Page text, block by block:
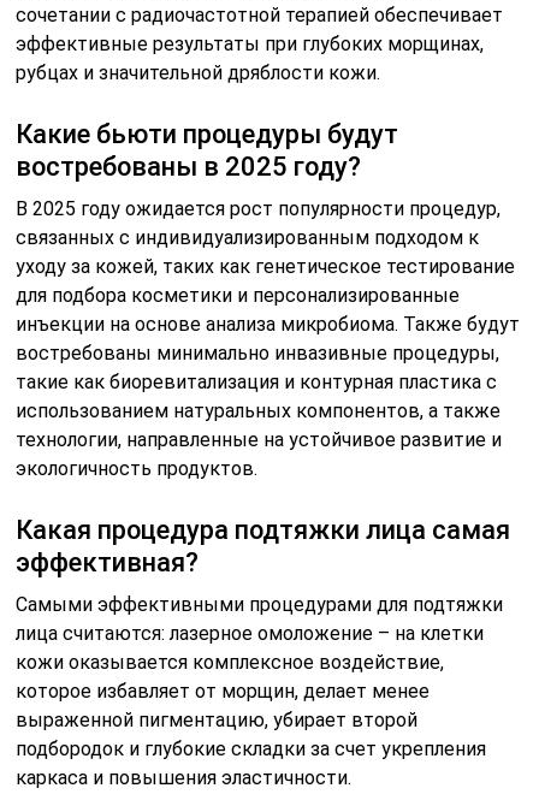
сочетании с радиочастотной терапией обеспечивает
эффективные результаты при глубоких морщинах,
рубцах и значительной дряблости кожи.
Какие бьюти процедуры будут
востребованы в 2025 году?
В 2025 году ожидается рост популярности процедур,
связанных с индивидуализированным подходом к
уходу за кожей, таких как генетическое тестирование
для подбора косметики и персонализированные
инъекции на основе анализа микробиома. Также будут
востребованы минимально инвазивные процедуры,
такие как биоревитализация и контурная пластика с
использованием натуральных компонентов, а также
технологии, направленные на устойчивое развитие и
экологичность продуктов.
Какая процедура подтяжки лица самая
эффективная?
Самыми эффективными процедурами для подтяжки
лица считаются: лазерное омоложение – на клетки
кожи оказывается комплексное воздействие,
которое избавляет от морщин, делает менее
выраженной пигментацию, убирает второй
подбородок и глубокие складки за счет укрепления
каркаса и повышения эластичности.